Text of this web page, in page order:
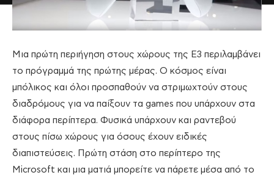
Μια πρώτη περιήγηση στους χώρους της E3 περιλαμβάνει
το πρόγραμμά της πρώτης μέρας. Ο κόσμος είναι
μπόλικος και όλοι προσπαθούν να στριμωχτούν στους
διαδρόμους για να παίξουν τα games που υπάρχουν στα
διάφορα περίπτερα. Φυσικά υπάρχουν και ραντεβού
στους πίσω χώρους για όσους έχουν ειδικές
διαπιστεύσεις. Πρώτη στάση στο περίπτερο της
Microsoft και μια ματιά μπορείτε να πάρετε μέσα από το